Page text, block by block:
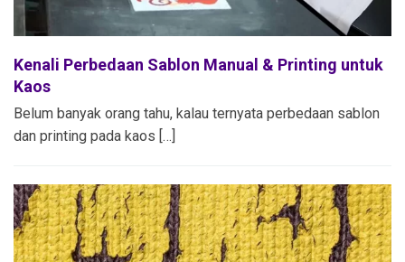
Kenali Perbedaan Sablon Manual & Printing untuk
Kaos
Belum banyak orang tahu, kalau ternyata perbedaan sablon
dan printing pada kaos […]